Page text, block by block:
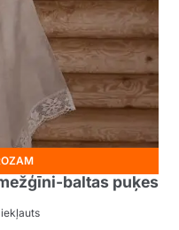
baltas puķes
iekļauts